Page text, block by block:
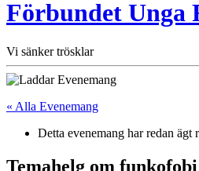
Förbundet Unga
Vi sänker trösklar
« Alla Evenemang
Detta evenemang har redan ägt
Temahelg om